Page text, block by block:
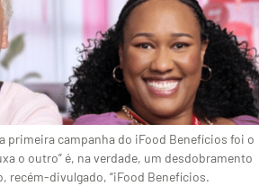
primeira campanha do iFood Benefícios foi o
o outro” é, na verdade, um desdobramento
recém-divulgado, “iFood Benefícios.